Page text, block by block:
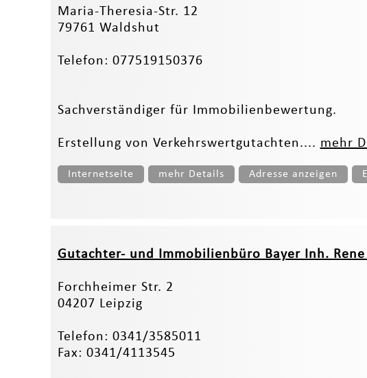
Maria-Theresia-Str. 12
79761 Waldshut
Telefon: 077519150376
Sachverständiger für Immobilienbewertung.
Erstellung von Verkehrswertgutachten.... mehr
Internetseite mehr Details Adresse anzeigen
Gutachter- und Immobilienbüro Bayer Inh. Rene
Forchheimer Str. 2
04207 Leipzig
Telefon: 0341/3585011
Fax: 0341/4113545